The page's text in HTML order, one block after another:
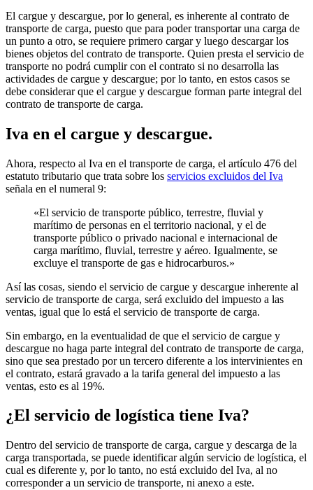
El cargue y descargue, por lo general, es inherente al contrato de
transporte de carga, puesto que para poder transportar una carga de
un punto a otro, se requiere primero cargar y luego descargar los
bienes objetos del contrato de transporte. Quien presta el servicio de
transporte no podrá cumplir con el contrato si no desarrolla las
actividades de cargue y descargue; por lo tanto, en estos casos se
debe considerar que el cargue y descargue forman parte integral del
contrato de transporte de carga.
Iva en el cargue y descargue.
Ahora, respecto al Iva en el transporte de carga, el artículo 476 del
estatuto tributario que trata sobre los servicios excluidos del Iva
señala en el numeral 9:
«El servicio de transporte público, terrestre, fluvial y
marítimo de personas en el territorio nacional, y el de
transporte público o privado nacional e internacional de
carga marítimo, fluvial, terrestre y aéreo. Igualmente, se
excluye el transporte de gas e hidrocarburos.»
Así las cosas, siendo el servicio de cargue y descargue inherente al
servicio de transporte de carga, será excluido del impuesto a las
ventas, igual que lo está el servicio de transporte de carga.
Sin embargo, en la eventualidad de que el servicio de cargue y
descargue no haga parte integral del contrato de transporte de carga,
sino que sea prestado por un tercero diferente a los intervinientes en
el contrato, estará gravado a la tarifa general del impuesto a las
ventas, esto es al 19%.
¿El servicio de logística tiene Iva?
Dentro del servicio de transporte de carga, cargue y descarga de la
carga transportada, se puede identificar algún servicio de logística, el
cual es diferente y, por lo tanto, no está excluido del Iva, al no
corresponder a un servicio de transporte, ni anexo a este.